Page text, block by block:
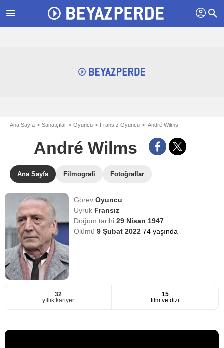
menu profil search
Ana Sayfa Sanatçılar Oyuncu Fransız Oyuncu André Wilms
André Wilms
Ana Sayfa Filmografi Fotoğraflar
GörevOyuncu
Uyruk Fransız
Doğum tarihi29 Nisan 1947
Ölümü9 Şubat 202274 yaşında
32
yıllık kariyer
15
film ve dizi